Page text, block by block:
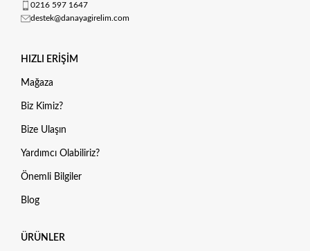
0216 597 1647
destek@danayagirelim.com
HIZLI ERIŞIM
Mağaza
Biz Kimiz?
Bize Ulaşın
Yardımcı Olabiliriz?
Önemli Bilgiler
Blog
ÜRÜNLER